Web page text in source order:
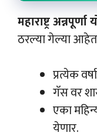
महाराष्ट्र
ठरल्या गेल्या
प्रत्येक
गॅस वर
एका
येणार.